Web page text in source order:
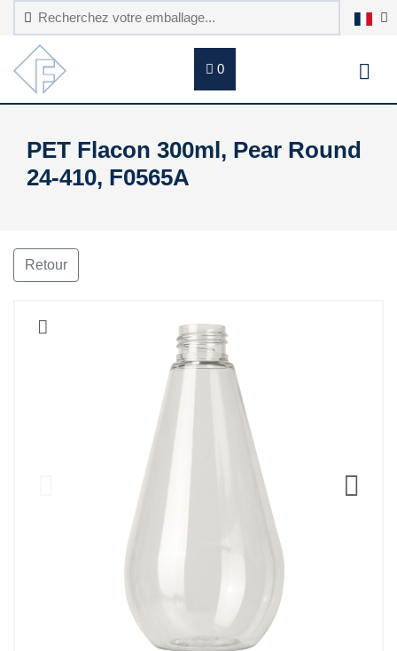
0
PET Flacon 300ml, Pear Round
24-410, F0565A
Retour